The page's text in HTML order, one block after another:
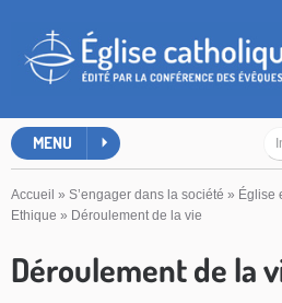
MENU
Accueil » S’engager dans la société » Église
Ethique » Déroulement de la vie
Déroulement de la